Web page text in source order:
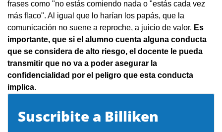
frases como "no estás comiendo nada o "estás cada vez
más flaco". Al igual que lo harían los papás, que la
comunicación no suene a reproche, a juicio de valor. Es
importante, que si el alumno cuenta alguna conducta
que se considera de alto riesgo, el docente le pueda
transmitir que no va a poder asegurar la
confidencialidad por el peligro que esta conducta
implica.
Suscribite a Billiken